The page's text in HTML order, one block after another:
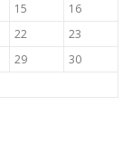
15
16
22
23
29
30